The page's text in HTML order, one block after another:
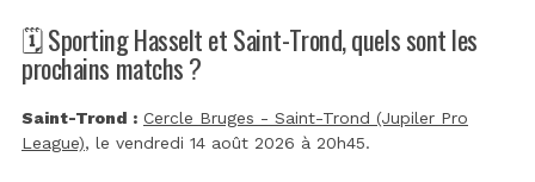
🗓️ Sporting Hasselt et Saint-Trond, quels sont les
prochains matchs ?
Saint-Trond : Cercle Bruges - Saint-Trond (Jupiler Pro
League), le vendredi 14 août 2026 à 20h45.